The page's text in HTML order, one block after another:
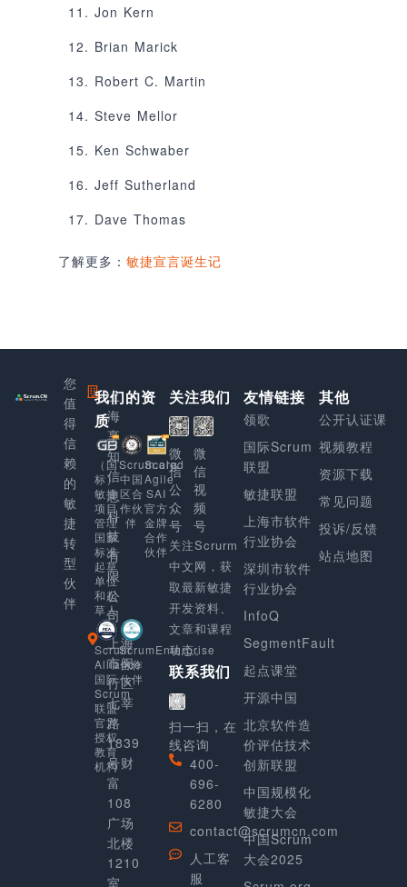
Jon Kern
Brian Marick
Robert C. Martin
Steve Mellor
Ken Schwaber
Jeff Sutherland
Dave Thomas
了解更多： 敏捷宣言诞生记
您
值
得
信
赖
的
敏
捷
转
型
伙
伴
上
海
享
知
信
息
科
技
有
限
公
司
上海
市闵
行区
七莘
路
1839
号财
富
108
广场
北楼
1210
室
我们的资
质
（国
标）
敏捷
项目
管理
国家
标准
起草
单位
和起
草人
Scrum.org
中国
区合
作伙
伴
Scaled
Agile
SAI
官方
金牌
合作
伙伴
Scrum
Alliance
国际
Scrum
联盟
官方
授权
教育
机构
ScrumEnterprise
合作
伙伴
关注我们
微
信
公
众
号
微
信
视
频
号
关注Scrurm
中文网，获
取最新敏捷
开发资料、
文章和课程
动态。
联系我们
扫一扫，在
线咨询
400-
696-
6280
contact@scrumcn.com
人工客
服
友情链接
领歌
国际Scrum
联盟
敏捷联盟
上海市软件
行业协会
深圳市软件
行业协会
InfoQ
SegmentFault
起点课堂
开源中国
北京软件造
价评估技术
创新联盟
中国规模化
敏捷大会
中国Scrum
大会2025
其他
公开认证课
视频教程
资源下载
常见问题
投诉/反馈
站点地图